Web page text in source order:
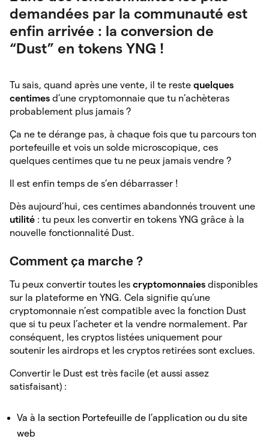
demandées par la communauté est
enfin arrivée : la conversion de
“Dust” en tokens YNG !
Tu sais, quand après une vente, il te reste quelques
centimes d’une cryptomonnaie que tu n’achèteras
probablement plus jamais ?
Ça ne te dérange pas, à chaque fois que tu parcours ton
portefeuille et vois un solde microscopique, ces
quelques centimes que tu ne peux jamais vendre ?
Il est enfin temps de s’en débarrasser !
Dès aujourd’hui, ces centimes abandonnés trouvent une
utilité : tu peux les convertir en tokens YNG grâce à la
nouvelle fonctionnalité Dust.
Comment ça marche ?
Tu peux convertir toutes les cryptomonnaies disponibles
sur la plateforme en YNG. Cela signifie qu’une
cryptomonnaie n’est compatible avec la fonction Dust
que si tu peux l’acheter et la vendre normalement. Par
conséquent, les cryptos listées uniquement pour
soutenir les airdrops et les cryptos retirées sont exclues.
Convertir le Dust est très facile (et aussi assez
satisfaisant) :
Va à la section Portefeuille de l’application ou du site
web